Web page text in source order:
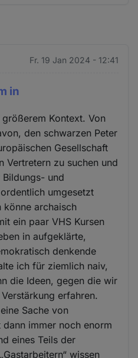
Fr. 19 Jan 2024 - 12:41
in
Kontext. Von
den schwarzen Peter
Gesellschaft
Vertretern zu suchen und
und
umgesetzt
könne archaisch
ein paar VHS Kursen
in aufgeklärte,
denkende
ich für ziemlich naiv,
die Ideen, gegen die wir
erfahren.
Sache von
immer noch enorm
eines Teils der
wissen